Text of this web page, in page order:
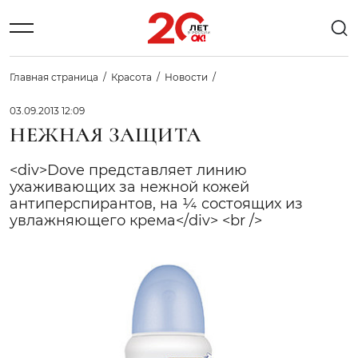
Главная страница Красота Новости
03.09.2013 12:09
НЕЖНАЯ ЗАЩИТА
<div>Dove представляет линию
ухаживающих за нежной кожей
антиперспирантов, на ¼ состоящих из
увлажняющего крема</div> <br />